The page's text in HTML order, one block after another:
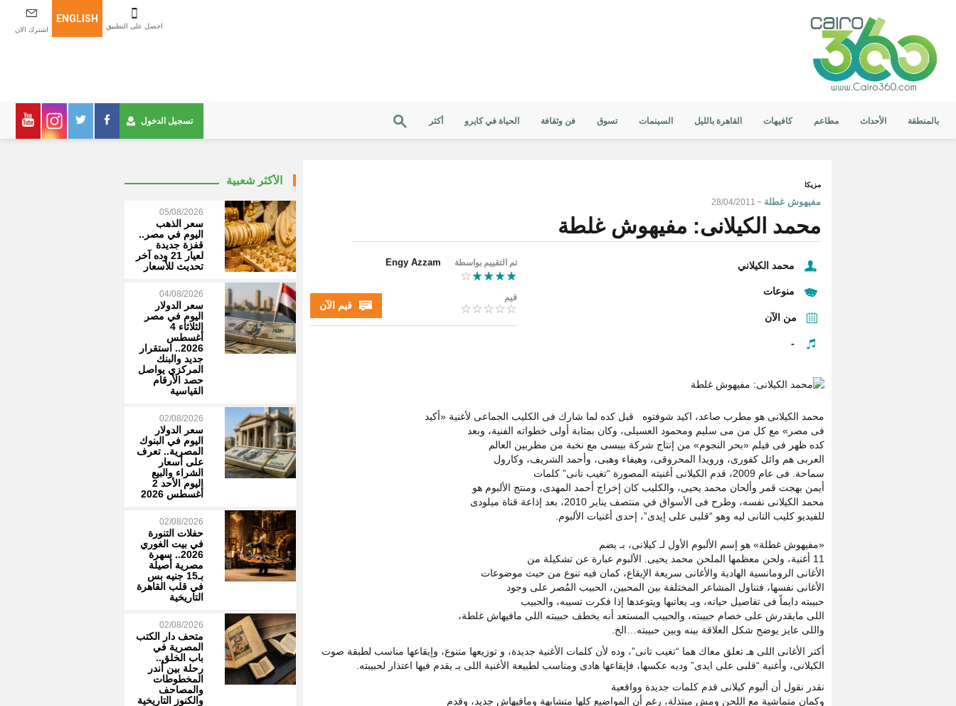
اشترك الان
ENGLISH
احصل على التطبيق
بالمنطقة الأحداث مطاعم كافيهات القاهرة بالليل السينمات تسوق فن وثقافة الحياة في كايرو أكثر تسجيل الدخول
مزيكا
مفيهوش غطلة -
محمد الكيلانى: مفيهوش غلطة
محمد الكيلاني
منوعات
من الآن
-
تم التقييم بواسطة Engy Azzam
قيم
قيم الآن
محمد الكيلانى هو مطرب صاعد، اكيد شوفتوه قبل كده لما شارك فى الكليب الجماعى لأغنية «أكيد
فى مصر» مع كل من مى سليم ومحمود العسيلى، وكان بمثابة أولى خطواته الفنية، وبعد
كده ظهر فى فيلم «بحر النجوم» من إنتاج شركة بيبسى مع نخبة من مطربين العالم
العربى هم وائل كفورى، ورويدا المحروقى، وهيفاء وهبى، وأحمد الشريف، وكارول
سماحة. فى عام 2009، قدم الكيلانى أغنيته المصورة “تغيب تانى” كلمات
أيمن بهجت قمر وألحان محمد يحيى، والكليب كان إخراج أحمد المهدى، ومنتج الألبوم هو
محمد الكيلانى نفسه، وطرح فى الأسواق في منتصف يناير 2010، بعد إذاعة قناة ميلودى
للفيديو كليب التانى ليه وهو “قلبى على إيدى”، إحدى أغنيات الألبوم.
«مفيهوش غطلة» هو إسم الألبوم الأول لـ كيلانى، بـ يضم
11 أغنية، ولحن معظمها الملحن محمد يحيى. الألبوم عبارة عن تشكيلة من
الأغانى الرومانسية الهادية والأغانى سريعة الإيقاع، كمان فيه تنوع من حيث موضوعات
الأغانى نفسها، فتناول المشاعر المختلفة بين المحبين، الحبيب المُصر على وجود
حبيبته دايماً فى تفاصيل حياته، وبـ يعاتبها ويتوعدها إذا فكرت تسيبه، والحبيب
اللى مايقدرش على خصام حبيبته، والحبيب المستعد أنه يخطف حبيبته اللى مافيهاش غلطة،
واللى عايز يوضح شكل العلاقة بينه وبين حبيبته…الخ.
أكتر الأغانى اللى هـ تعلق معاك هما “تغيب تانى”، وده لأن كلمات الأغنية جديدة، و توزيعها متنوع، وإيقاعها مناسب لطبقة صوت
الكيلانى، وأغنية “قلبى على ايدى” وديه عكسها، فإيقاعها هادى ومناسب لطبيعة الأغنية اللى بـ يقدم فيها اعتذار لحبيبته.
نقدر نقول أن ألبوم كيلانى قدم كلمات جديدة وواقعية
وكمان متماشية مع اللحن ومش مبتذلة، رغم أن المواضيع كلها متشابهة ومافيهاش جديد، وقدم
الأكثر شعبية
05/08/2026
سعر الذهب
اليوم في مصر..
قفزة جديدة
لعيار 21 وده آخر
تحديث للأسعار
04/08/2026
سعر الدولار
اليوم في مصر
الثلاثاء 4
أغسطس
2026.. استقرار
جديد والبنك
المركزي يواصل
حصد الأرقام
القياسية
02/08/2026
سعر الدولار
اليوم في البنوك
المصرية.. تعرف
على أسعار
الشراء والبيع
اليوم الأحد 2
أغسطس 2026
02/08/2026
حفلات التنورة
في بيت الغوري
2026.. سهرة
مصرية أصيلة
بـ15 جنيه بس
في قلب القاهرة
التاريخية
02/08/2026
متحف دار الكتب
المصرية في
باب الخلق..
رحلة بين أندر
المخطوطات
والمصاحف
والكنوز التاريخية